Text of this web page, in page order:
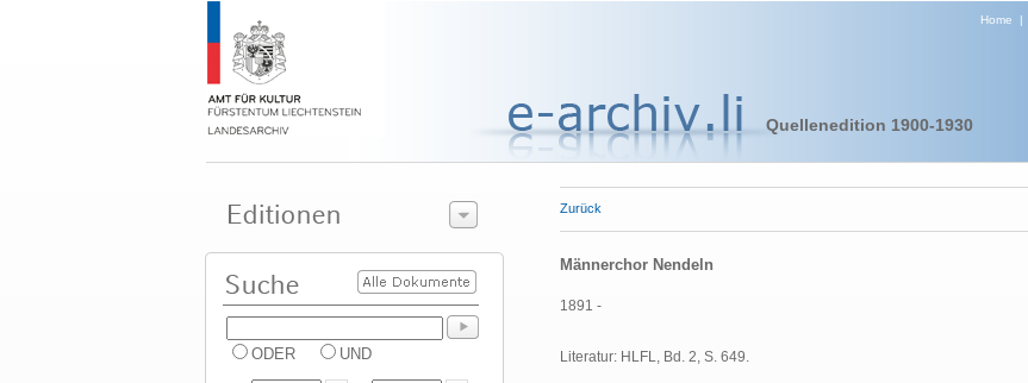
Home |
Quellenedition 1900-1930
ODER UND
Zurück
Männerchor Nendeln
1891 -
Literatur: HLFL, Bd. 2, S. 649.